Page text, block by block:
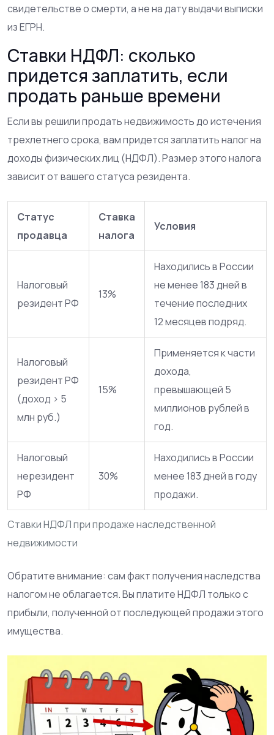
свидетельстве о смерти, а не на дату выдачи выписки
из ЕГРН.
Ставки НДФЛ: сколько
придется заплатить, если
продать раньше времени
Если вы решили продать недвижимость до истечения
трехлетнего срока, вам придется заплатить налог на
доходы физических лиц (НДФЛ). Размер этого налога
зависит от вашего статуса резидента.
Ставки НДФЛ при продаже наследственной
недвижимости
Статус
продавца
Ставка
налога
Условия
Налоговый
резидент РФ
13%
Находились в России
не менее 183 дней в
течение последних
12 месяцев подряд.
Налоговый
резидент РФ
(доход > 5
млн руб.)
15%
Применяется к части
дохода,
превышающей 5
миллионов рублей в
год.
Налоговый
нерезидент
РФ
30%
Находились в России
менее 183 дней в году
продажи.
Обратите внимание: сам факт получения наследства
налогом не облагается. Вы платите НДФЛ только с
прибыли, полученной от последующей продажи этого
имущества.